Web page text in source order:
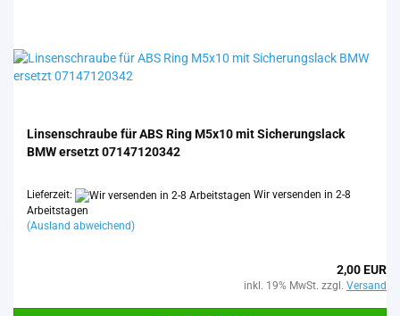
Lin­sen­schrau­be für ABS Ring M5x10 mit Si­che­rungs­lack
BMW er­setzt 07147120342
Lieferzeit:
Wir versenden in 2-8
Arbeitstagen
(Ausland abweichend)
2,00 EUR
inkl. 19% MwSt. zzgl. Versand